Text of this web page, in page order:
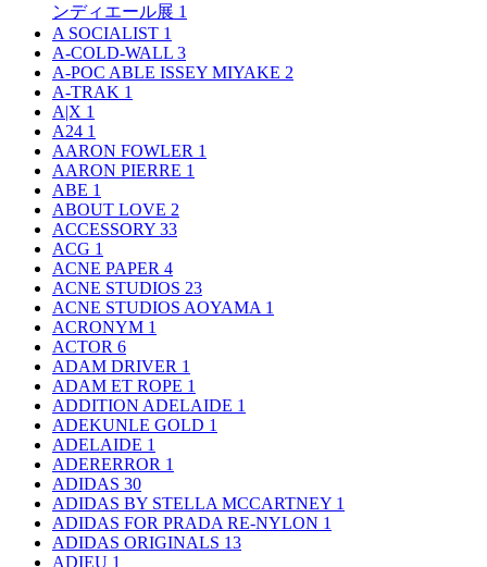
ンディエール展 1
A SOCIALIST 1
A-COLD-WALL 3
A-POC ABLE ISSEY MIYAKE 2
A-TRAK 1
A|X 1
A24 1
AARON FOWLER 1
AARON PIERRE 1
ABE 1
ABOUT LOVE 2
ACCESSORY 33
ACG 1
ACNE PAPER 4
ACNE STUDIOS 23
ACNE STUDIOS AOYAMA 1
ACRONYM 1
ACTOR 6
ADAM DRIVER 1
ADAM ET ROPE 1
ADDITION ADELAIDE 1
ADEKUNLE GOLD 1
ADELAIDE 1
ADERERROR 1
ADIDAS 30
ADIDAS BY STELLA MCCARTNEY 1
ADIDAS FOR PRADA RE-NYLON 1
ADIDAS ORIGINALS 13
ADIEU 1